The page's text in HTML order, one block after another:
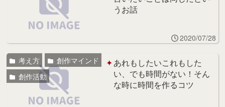
うお話
2020/07/28
あれもしたいこれもした
い、でも時間がない！そん
な時に時間を作るコツ
考え方
創作マインド
創作活動